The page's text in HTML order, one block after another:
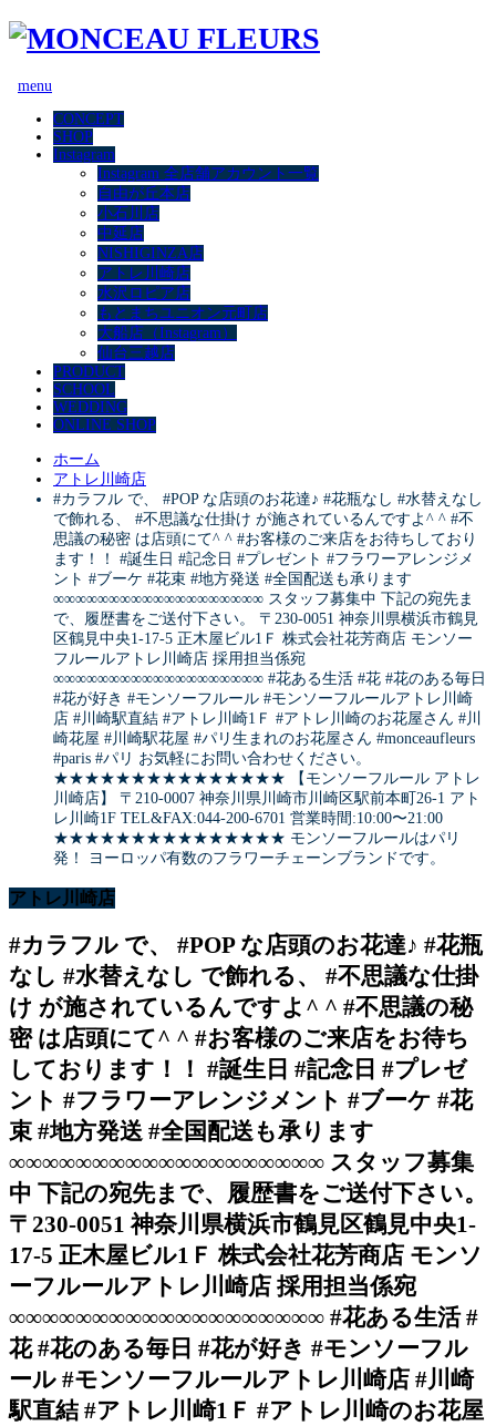
menu
CONCEPT
SHOP
Instagram
Instagram 全店舗アカウント一覧
自由が丘本店
小石川店
中延店
NISHIGINZA店
アトレ川崎店
水沢ロピア店
もとまちユニオン元町店
大船店（Instagram）
仙台三越店
PRODUCT
SCHOOL
WEDDING
ONLINE SHOP
ホーム
アトレ川崎店
#カラフル で、 #POP な店頭のお花達♪ #花瓶なし #水替えなし
で飾れる、 #不思議な仕掛け が施されているんですよ^ ^ #不
思議の秘密 は店頭にて^ ^ #お客様のご来店をお待ちしており
ます！！ #誕生日 #記念日 #プレゼント #フラワーアレンジメ
ント #ブーケ #花束 #地方発送 #全国配送も承ります
∞∞∞∞∞∞∞∞∞∞∞∞∞∞∞∞∞∞∞ スタッフ募集中 下記の宛先ま
で、履歴書をご送付下さい。 〒230-0051 神奈川県横浜市鶴見
区鶴見中央1-17-5 正木屋ビル1Ｆ 株式会社花芳商店 モンソー
フルールアトレ川崎店 採用担当係宛
∞∞∞∞∞∞∞∞∞∞∞∞∞∞∞∞∞∞∞ #花ある生活 #花 #花のある毎日
#花が好き #モンソーフルール #モンソーフルールアトレ川崎
店 #川崎駅直結 #アトレ川崎1Ｆ #アトレ川崎のお花屋さん #川
崎花屋 #川崎駅花屋 #パリ生まれのお花屋さん #monceaufleurs
#paris #パリ お気軽にお問い合わせください。
★★★★★★★★★★★★★★★ 【モンソーフルール アトレ
川崎店】 〒210-0007 神奈川県川崎市川崎区駅前本町26-1 アト
レ川崎1F TEL&FAX:044-200-6701 営業時間:10:00〜21:00
★★★★★★★★★★★★★★★ モンソーフルールはパリ
発！ ヨーロッパ有数のフラワーチェーンブランドです。
アトレ川崎店
#カラフル で、 #POP な店頭のお花達♪ #花瓶
なし #水替えなし で飾れる、 #不思議な仕掛
け が施されているんですよ^ ^ #不思議の秘
密 は店頭にて^ ^ #お客様のご来店をお待ち
しております！！ #誕生日 #記念日 #プレゼ
ント #フラワーアレンジメント #ブーケ #花
束 #地方発送 #全国配送も承ります
∞∞∞∞∞∞∞∞∞∞∞∞∞∞∞∞∞∞∞ スタッフ募集
中 下記の宛先まで、履歴書をご送付下さい。
〒230-0051 神奈川県横浜市鶴見区鶴見中央1-
17-5 正木屋ビル1Ｆ 株式会社花芳商店 モンソ
ーフルールアトレ川崎店 採用担当係宛
∞∞∞∞∞∞∞∞∞∞∞∞∞∞∞∞∞∞∞ #花ある生活 #
花 #花のある毎日 #花が好き #モンソーフル
ール #モンソーフルールアトレ川崎店 #川崎
駅直結 #アトレ川崎1Ｆ #アトレ川崎のお花屋